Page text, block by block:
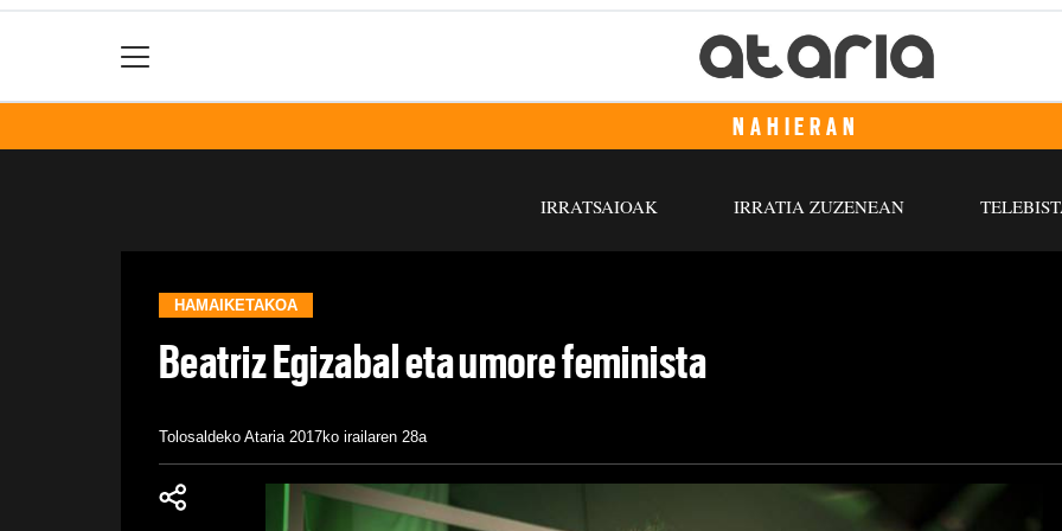
NAHIERAN
IRRATSAIOAK IRRATIA ZUZENEAN
HAMAIKETAKOA
Beatriz Egizabal eta umore feminista
Tolosaldeko Ataria 2017ko irailaren 28a